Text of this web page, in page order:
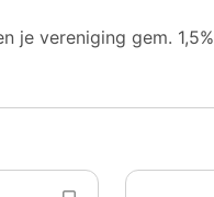
je vereniging gem. 1,5%